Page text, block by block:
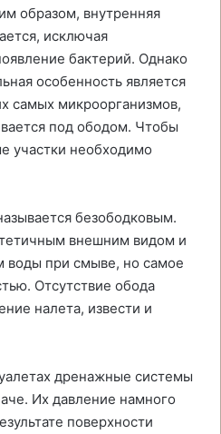
образом, внутренняя
исключая
бактерий. Однако
особенность является
самых микроорганизмов,
под ободом. Чтобы
участки необходимо
безободковым.
внешним видом и
воды при смыве, но самое
Отсутствие обода
налета, извести и
дренажные системы
Их давление намного
поверхности